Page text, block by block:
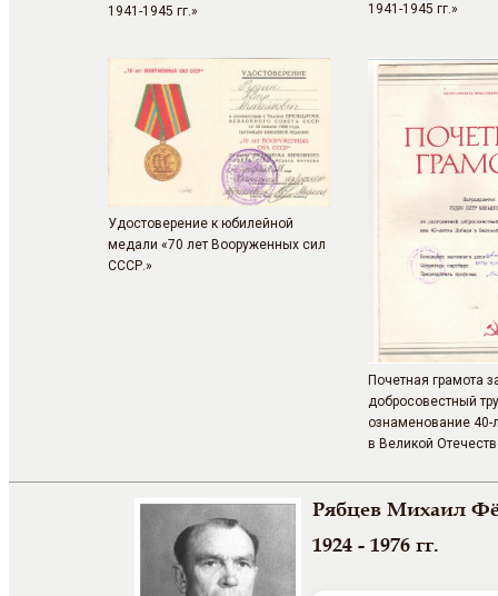
1941-1945 гг.»
1941-1945 гг.»
Удостоверение к юбилейной
медали «70 лет Вооруженных сил
СССР.»
Почетная грамота
добросовестный
ознаменование
в Великой
Рябцев Михаил
1924 - 1976 гг.